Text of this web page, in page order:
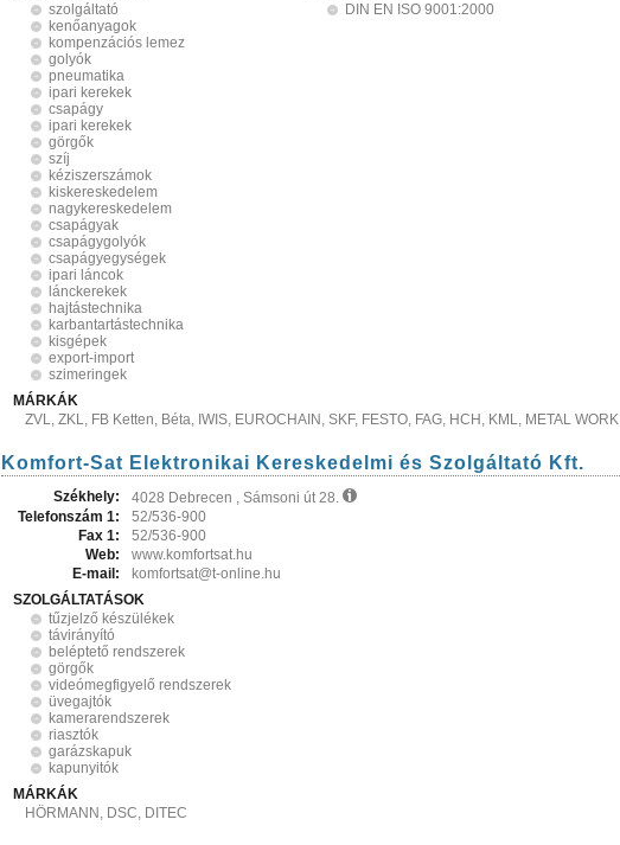
szolgáltató
kenőanyagok
kompenzációs lemez
golyók
pneumatika
ipari kerekek
csapágy
ipari kerekek
görgők
szíj
kéziszerszámok
kiskereskedelem
nagykereskedelem
csapágyak
csapágygolyók
csapágyegységek
ipari láncok
lánckerekek
hajtástechnika
karbantartástechnika
kisgépek
export-import
szimeringek
DIN EN ISO 9001:2000
MÁRKÁK
ZVL, ZKL, FB Ketten, Béta, IWIS, EUROCHAIN, SKF, FESTO, FAG, HCH, KML, METAL WORK
Komfort-Sat Elektronikai Kereskedelmi és Szolgáltató Kft.
Székhely:
4028 Debrecen , Sámsoni út 28.
Telefonszám 1:
52/536-900
Fax 1:
52/536-900
Web:
www.komfortsat.hu
E-mail:
komfortsat@t-online.hu
SZOLGÁLTATÁSOK
tűzjelző készülékek
távirányító
beléptető rendszerek
görgők
videómegfigyelő rendszerek
üvegajtók
kamerarendszerek
riasztók
garázskapuk
kapunyitók
MÁRKÁK
HÖRMANN, DSC, DITEC